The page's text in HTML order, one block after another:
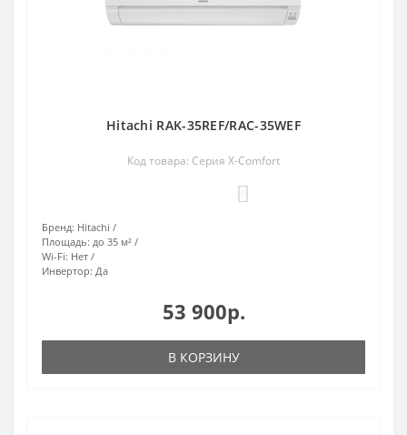
Hitachi RAK-35REF/RAC-35WEF
Код товара: Серия X-Comfort
Бренд: Hitachi
Площадь: до 35 м²
Wi-Fi: Нет
Инвертор: Да
53 900р.
В КОРЗИНУ